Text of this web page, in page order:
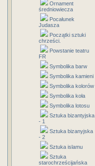
Ornament
średniowiecza
Pocałunek
Judasza
Początki sztuki
chrześci.
Powstanie teatru
FR
Symbolika barw
Symbolika kamieni
Symbolika kolorów
Symbolika koła
Symbolika lotosu
Sztuka bizantyjska
- 1
Sztuka bizanyjska
- 2
Sztuka islamu
Sztuka
starochrześcijańska